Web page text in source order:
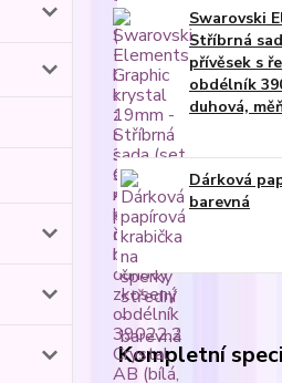
Swarovski
Stříbrná
přívěsek s
obdélník
duhová,
Dárková
barevná
Kompletní